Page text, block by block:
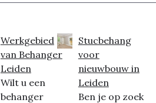
Werkgebied
van Behanger
Leiden
Wilt u een
behanger
Stucbehang
voor
nieuwbouw in
Leiden
Ben je op zoek